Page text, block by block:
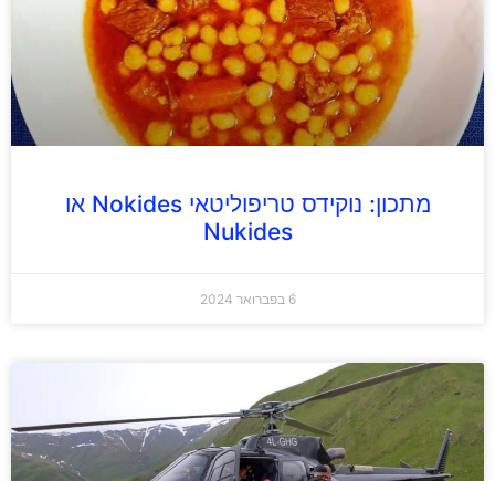
מתכון: נוקידס טריפוליטאי Nokides או
Nukides
6 בפברואר 2024